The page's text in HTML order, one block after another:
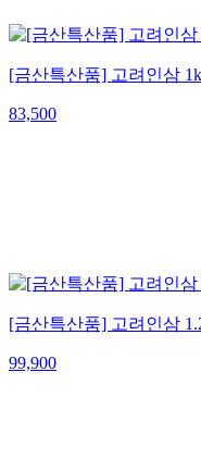
[금산특산품] 고려인삼
83,500
[금산특산품] 고려인삼
99,900